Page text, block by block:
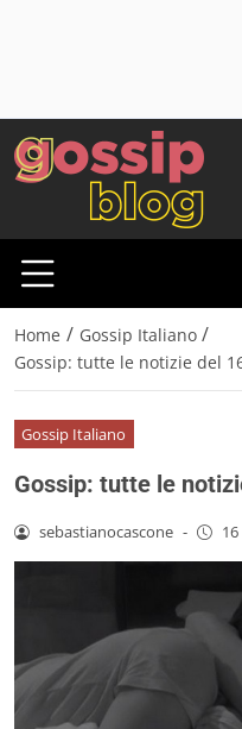
Home / Gossip Italiano /
Gossip: tutte le notizie del
Gossip Italiano
Gossip: tutte le
sebastianocascone -